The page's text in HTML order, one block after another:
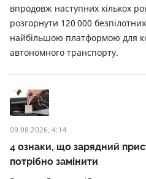
впродовж наступних кількох
розгорнути 120 000
найбільшою платформою для
автономного транспорту.
09.08.2026, 4:14
4 ознаки, що зарядний
потрібно замінити